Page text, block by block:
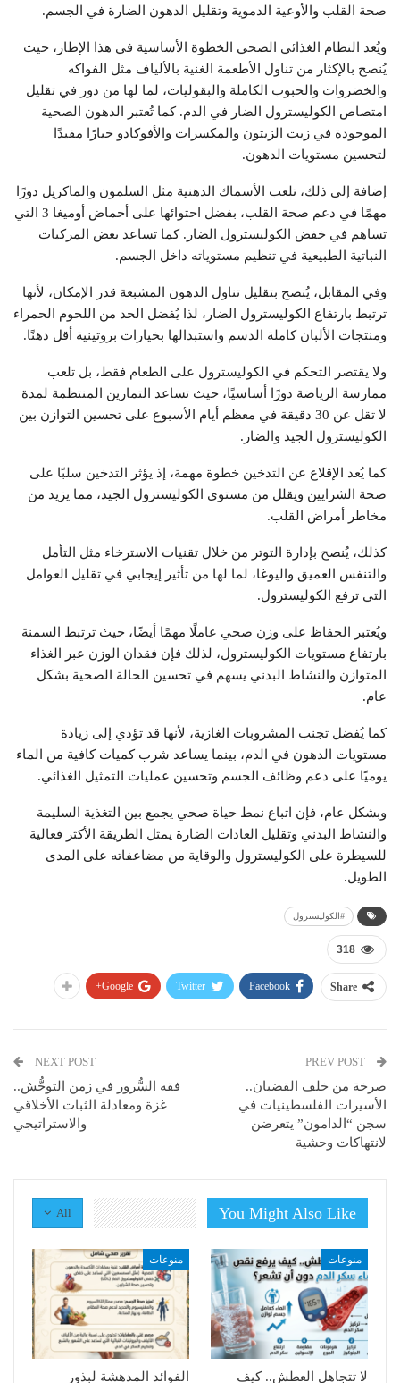
صحة القلب والأوعية الدموية وتقليل الدهون الضارة في الجسم.
ويُعد النظام الغذائي الصحي الخطوة الأساسية في هذا الإطار، حيث
يُنصح بالإكثار من تناول الأطعمة الغنية بالألياف مثل الفواكه
والخضروات والحبوب الكاملة والبقوليات، لما لها من دور في تقليل
امتصاص الكوليسترول الضار في الدم. كما تُعتبر الدهون الصحية
الموجودة في زيت الزيتون والمكسرات والأفوكادو خيارًا مفيدًا
لتحسين مستويات الدهون.
إضافة إلى ذلك، تلعب الأسماك الدهنية مثل السلمون والماكريل دورًا
مهمًا في دعم صحة القلب، بفضل احتوائها على أحماض أوميغا 3 التي
تساهم في خفض الكوليسترول الضار. كما تساعد بعض المركبات
النباتية الطبيعية في تنظيم مستوياته داخل الجسم.
وفي المقابل، يُنصح بتقليل تناول الدهون المشبعة قدر الإمكان، لأنها
ترتبط بارتفاع الكوليسترول الضار، لذا يُفضل الحد من اللحوم الحمراء
ومنتجات الألبان كاملة الدسم واستبدالها بخيارات بروتينية أقل دهنًا.
ولا يقتصر التحكم في الكوليسترول على الطعام فقط، بل تلعب
ممارسة الرياضة دورًا أساسيًا، حيث تساعد التمارين المنتظمة لمدة
لا تقل عن 30 دقيقة في معظم أيام الأسبوع على تحسين التوازن بين
الكوليسترول الجيد والضار.
كما يُعد الإقلاع عن التدخين خطوة مهمة، إذ يؤثر التدخين سلبًا على
صحة الشرايين ويقلل من مستوى الكوليسترول الجيد، مما يزيد من
مخاطر أمراض القلب.
كذلك، يُنصح بإدارة التوتر من خلال تقنيات الاسترخاء مثل التأمل
والتنفس العميق واليوغا، لما لها من تأثير إيجابي في تقليل العوامل
التي ترفع الكوليسترول.
ويُعتبر الحفاظ على وزن صحي عاملًا مهمًا أيضًا، حيث ترتبط السمنة
بارتفاع مستويات الكوليسترول، لذلك فإن فقدان الوزن عبر الغذاء
المتوازن والنشاط البدني يسهم في تحسين الحالة الصحية بشكل
عام.
كما يُفضل تجنب المشروبات الغازية، لأنها قد تؤدي إلى زيادة
مستويات الدهون في الدم، بينما يساعد شرب كميات كافية من الماء
يوميًا على دعم وظائف الجسم وتحسين عمليات التمثيل الغذائي.
وبشكل عام، فإن اتباع نمط حياة صحي يجمع بين التغذية السليمة
والنشاط البدني وتقليل العادات الضارة يمثل الطريقة الأكثر فعالية
للسيطرة على الكوليسترول والوقاية من مضاعفاته على المدى
الطويل.
#الكوليسترول
318
Share
Facebook
Twitter
Google+
صرخة من خلف القضبان..
الأسيرات الفلسطينيات في
سجن “الدامون” يتعرضن
لانتهاكات وحشية
NEXT POST
فقه السُّرور في زمن التوحُّش..
غزة ومعادلة الثبات الأخلاقي
والاستراتيجي
All You Might Also Like
منوعات
لا تتجاهل العطش.. كيف
منوعات
الفوائد المدهشة لبذور